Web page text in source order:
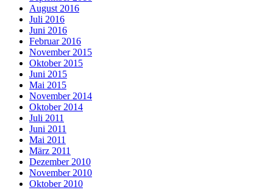
August 2016
Juli 2016
Juni 2016
Februar 2016
November 2015
Oktober 2015
Juni 2015
Mai 2015
November 2014
Oktober 2014
Juli 2011
Juni 2011
Mai 2011
März 2011
Dezember 2010
November 2010
Oktober 2010